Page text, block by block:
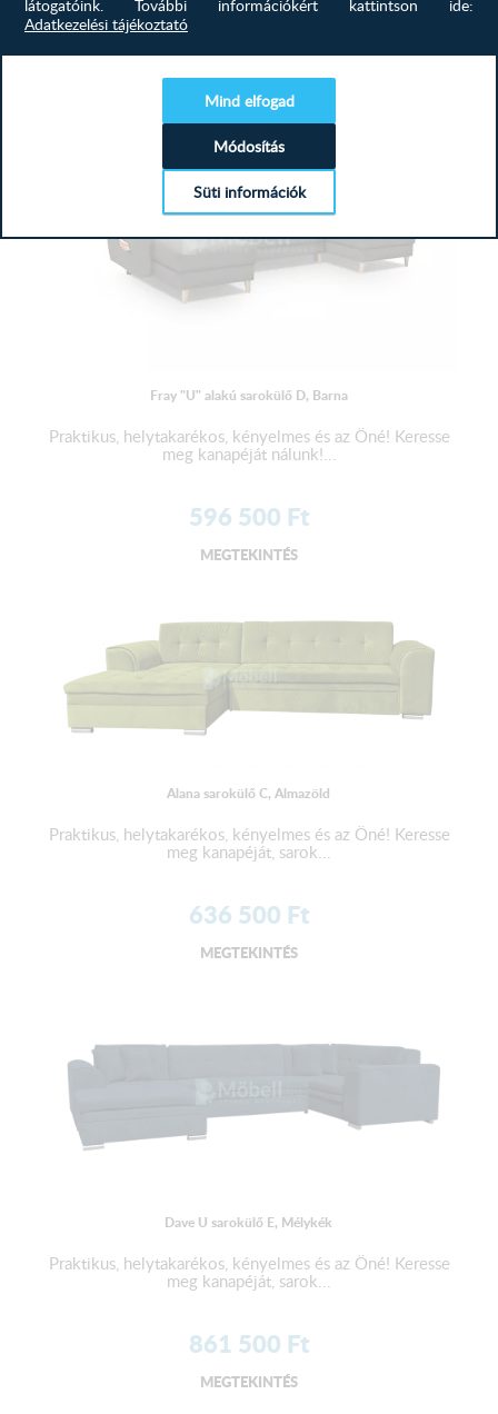
Fray "U" alakú sarokülő D, Barna
Praktikus, helytakarékos, kényelmes és az Öné! Keresse
meg kanapéját nálunk!...
596 500 Ft
MEGTEKINTÉS
Alana sarokülő C, Almazöld
Praktikus, helytakarékos, kényelmes és az Öné! Keresse
meg kanapéját, sarok...
636 500 Ft
MEGTEKINTÉS
Dave U sarokülő E, Mélykék
Praktikus, helytakarékos, kényelmes és az Öné! Keresse
meg kanapéját, sarok...
861 500 Ft
MEGTEKINTÉS
látogatóink.
További információkért kattintson ide:
Adatkezelési tájékoztató
Mind elfogad
Módosítás
Süti információk